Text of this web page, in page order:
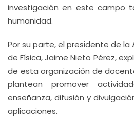
investigación en este campo
humanidad.
Por su parte, el presidente de la
de Física, Jaime Nieto Pérez,
de esta organización de
plantean promover
enseñanza, difusión y
aplicaciones.